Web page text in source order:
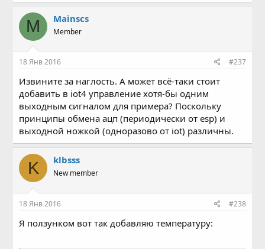
вопросы, пишите. Я не всегда за компом, а с телефона
отвечать не люблю, так что заранее извиняюсь за
возможные задержки с ответом.
M Mainscs
Member
18 Янв 2016 #237
Извините за наглость. А может всё-таки стоит
добавить в iot4 управление хотя-бы одним
выходным сигналом для примера? Поскольку
принципы обмена ацп (периодически от esp) и
выходной ножкой (одноразово от iot) различны.
K klbsss
New member
18 Янв 2016 #238
Я ползунком вот так добавляю температуру: